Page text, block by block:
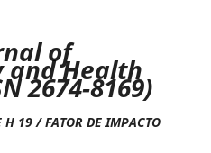
of
Health
2674-8169)
19 / FATOR DE IMPACTO